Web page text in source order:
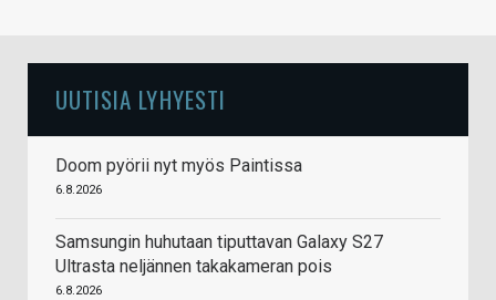
UUTISIA LYHYESTI
Doom pyörii nyt myös Paintissa
6.8.2026
Samsungin huhutaan tiputtavan Galaxy S27
Ultrasta neljännen takakameran pois
6.8.2026